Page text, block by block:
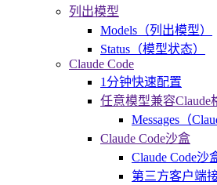
列出模型
Models（列出模型）
Status（模型状态）
Claude Code
1分钟快速配置
任意模型兼容Claude
Messages（
Claude Code沙盒
Claude Code沙
第三方客户端